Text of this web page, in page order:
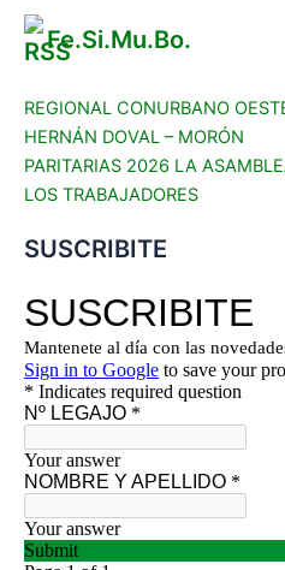
Fe.Si.Mu.Bo.
REGIONAL CONURBANO
HERNÁN DOVAL – MORÓN
PARITARIAS 2026 LA
LOS TRABAJADORES
SUSCRIBITE